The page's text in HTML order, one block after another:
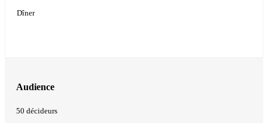
Dîner
Audience
50 décideurs